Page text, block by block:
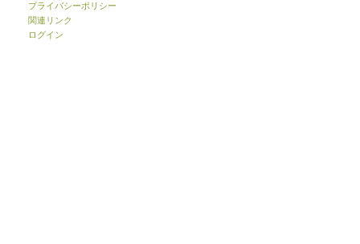
プライバシーポリシー
関連リンク
ログイン